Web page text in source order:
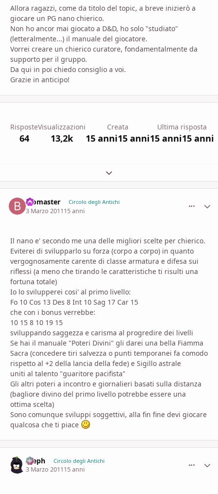
Allora ragazzi, come da titolo del topic, a breve inizierò a
giocare un PG nano chierico.
Non ho ancor mai giocato a D&D, ho solo "studiato"
(letteralmente...) il manuale del giocatore.
Vorrei creare un chierico curatore, fondamentalmente da
supporto per il gruppo.
Da qui in poi chiedo consiglio a voi.
Grazie in anticipo!
Risposte
64
Visualizzazioni
13,2k
Creata
15 anni15 anni
Ultima risposta
15 anni15 anni
Espandi panoramica del topic
Biomaster Circolo degli Antichi
3 Marzo 201115 anni
Il nano e' secondo me una delle migliori scelte per chierico.
Eviterei di svilupparlo su forza (corpo a corpo) in quanto
vergognosamente carente di classe armatura e difesa sui
riflessi (a meno che tirando le caratteristiche ti risulti una
fortuna totale)
Io lo svilupperei cosi' al primo livello:
Fo 10 Cos 13 Des 8 Int 10 Sag 17 Car 15
che con i bonus verrebbe:
10 15 8 10 19 15
sviluppando saggezza e carisma al progredire dei livelli
Se hai il manuale "Poteri Divini" gli darei una bella Fiamma
Sacra (concedere tiri salvezza o punti temporanei fa comodo
rispetto al +2 della lancia della fede) e Sigillo astrale
uniti al talento "guaritore pacifista"
Gli altri poteri a incontro e giornalieri basati sulla distanza
(bagliore divino del primo livello potrebbe essere una
ottima scelta)
Sono comunque sviluppi soggettivi, alla fin fine devi giocare
qualcosa che ti piace
Aleph Circolo degli Antichi
3 Marzo 201115 anni